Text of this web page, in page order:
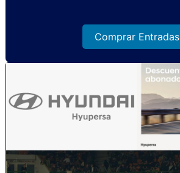
Comprar Entradas